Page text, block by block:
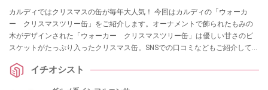
カルディではクリスマスの缶が毎年大人気！ 今回はカルディの「ウォーカ
ー クリスマスツリー缶」をご紹介します。オーナメントで飾られたもみの
木がデザインされた「ウォーカー クリスマスツリー缶」は優しい甘さのビ
スケットがたっぷり入ったクリスマス缶。SNSでの口コミなどもご紹介してい
イチオシスト